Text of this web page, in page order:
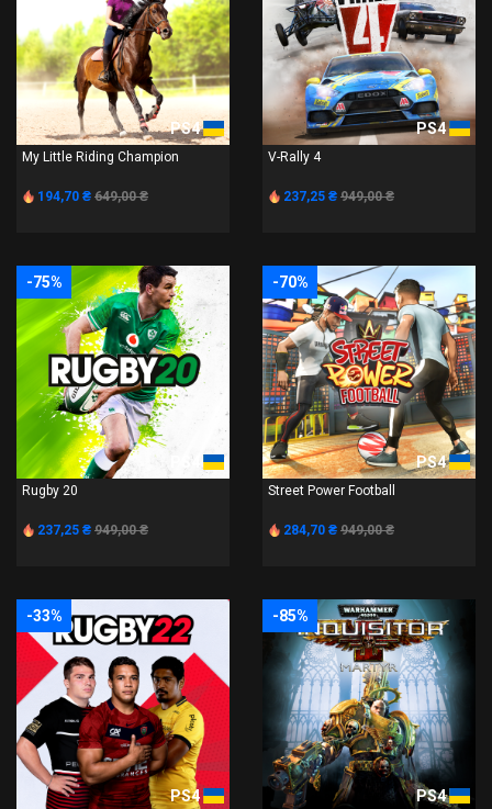
PS4
My Little Riding Champion
194,70 ₴ 649,00 ₴
PS4
V-Rally 4
237,25 ₴ 949,00 ₴
-75%
PS4
Rugby 20
237,25 ₴ 949,00 ₴
-70%
PS4
Street Power Football
284,70 ₴ 949,00 ₴
-33%
PS4
-85%
PS4